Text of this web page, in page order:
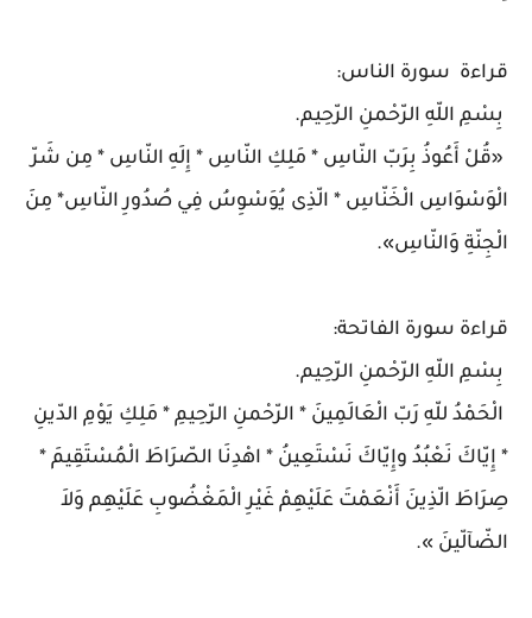
قراءة سورة الناس:
بِسْمِ اللّهِ الرّحْمنِ الرّحِيم.
«قُلْ أَعُوذُ بِرَبّ النّاسِ * مَلِكِ النّاسِ * إِلَهِ النّاسِ * مِن شَرّ
الْوَسْوَاسِ الْخَنّاسِ * الّذِى يُوَسْوِسُ فِي صُدُورِ النّاسِ* مِنَ
الْجِنّةِ وَالنّاسِ».
قراءة سورة الفاتحة:
بِسْمِ اللّهِ الرّحْمنِ الرّحِيم.
الْحَمْدُ للّهِ رَبّ الْعَالَمِينَ * الرّحْمنِ الرّحِيمِ * مَلِكِ يَوْمِ الدّينِ
* إِيّاكَ نَعْبُدُ وإِيّاكَ نَسْتَعِينُ * اهْدِنَا الصّرَاطَ الْمُسْتَقِيمَ *
صِرَاطَ الّذِينَ أَنْعَمْتَ عَلَيْهِمْ غَيْرِ الْمَغْضُوبِ عَلَيْهِم وَلاَ
الضّآلّينَ ».